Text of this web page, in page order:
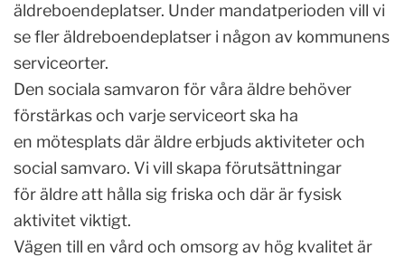
äldreboendeplatser. Under mandatperioden vill vi
se fler äldreboendeplatser i någon av kommunens
serviceorter.
Den sociala samvaron för våra äldre behöver
förstärkas och varje serviceort ska ha
en mötesplats där äldre erbjuds aktiviteter och
social samvaro. Vi vill skapa förutsättningar
för äldre att hålla sig friska och där är fysisk
aktivitet viktigt.
Vägen till en vård och omsorg av hög kvalitet är